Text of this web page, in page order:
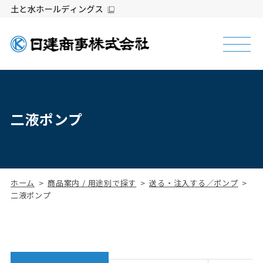
二液ポンプ
ホーム 商品案内 / 用途別で探す
送る・注入する／ポンプ
二液ポンプ